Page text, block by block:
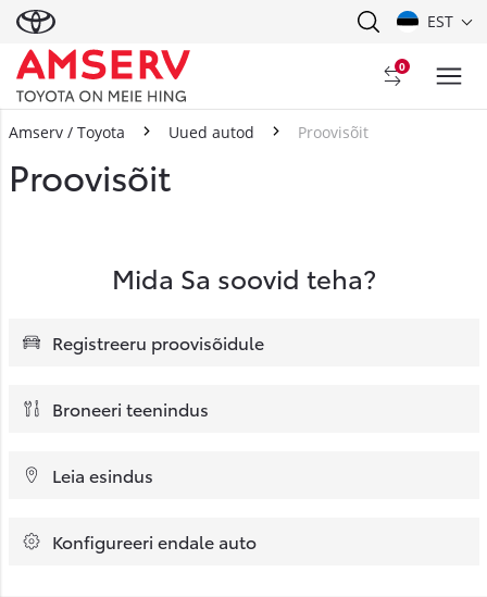
EST
0
Amserv / Toyota Uued autod Proovisõit
Proovisõit
Mida Sa soovid teha?
Registreeru proovisõidule
Broneeri teenindus
Leia esindus
Konfigureeri endale auto